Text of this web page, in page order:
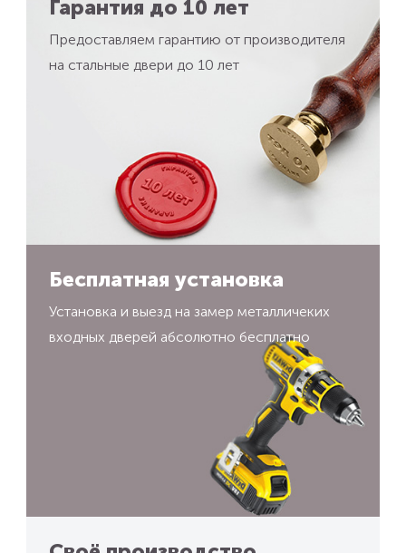
Гарантия до 10 лет
Предоставляем гарантию от производителя
на стальные двери до 10 лет
Бесплатная установка
Установка и выезд на замер металличеких
входных дверей абсолютно бесплатно